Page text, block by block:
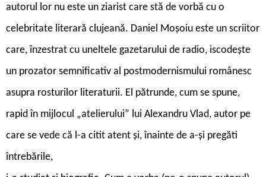
autorul lor nu este un ziarist care stă de vorbă cu o
celebritate literară clujeană. Daniel Moșoiu este un scriitor
care, înzestrat cu uneltele gazetarului de radio, iscodește
un proza­tor semnificativ al post­modernismului românesc
asupra rosturilor literaturii. El pătrunde, cum se spune,
rapid în mijlocul „atelie­rului” lui Alexandru Vlad, autor pe
care se vede că l-a citit atent și, înainte de a-și pregăti
întrebările,